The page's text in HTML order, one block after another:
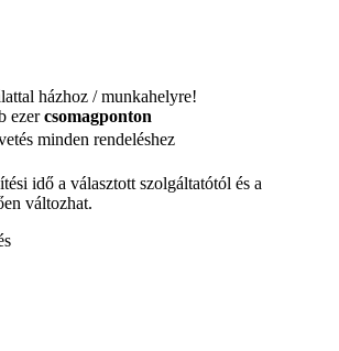
házhoz / munkahelyre!
ezercsomagponton
minden rendeléshez
idő a választott szolgáltatótól és a
változhat.